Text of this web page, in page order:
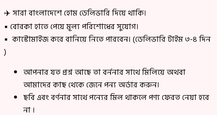
✈️ সারা বাংলাদেশে হোম ডেলিভারি দিয়ে থাকি।
▪ বোরকা হাতে পেয়ে মূল্য পরিশোধের সুযোগ।
▪ কাস্টোমাইজ করে বানিয়ে নিতে পারবেন। (ডেলিভারি টাইম ৩-৪ দিন
)
আপনার যত প্রশ্ন আছে তা বর্ননার সাথে মিলিয়ে অথবা
আমাদের কাছ থেকে জেনে পন্য অর্ডার করুন।
ছবি এবং বর্ণনার সাথে পন্যের মিল থাকলে পণ্য ফেরত নেয়া হবে
না ।